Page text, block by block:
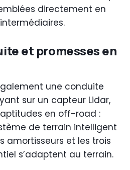
directement en
et promesses en
une conduite
sur un capteur Lidar,
en off-road :
de terrain intelligent
amortisseurs et les trois
s’adaptent au terrain.